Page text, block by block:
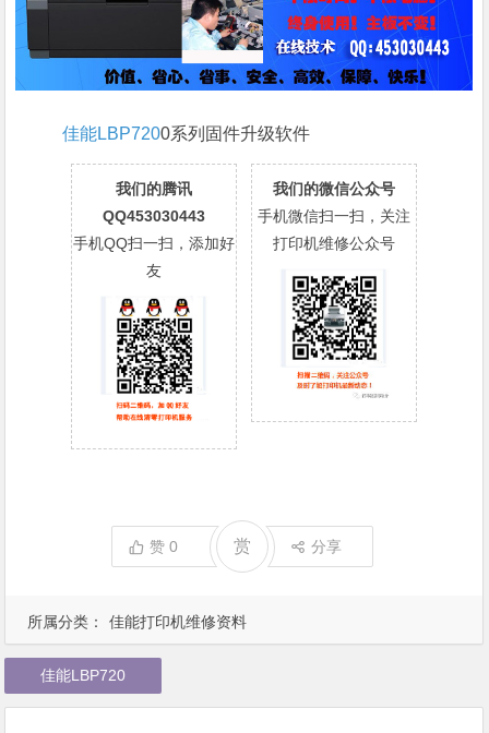
所属分类： 佳能打印机维修资料
佳能LBP7200系列固件升级软件
我们的腾讯
QQ453030443
手机QQ扫一扫，添加好
友
我们的微信公众号
手机微信扫一扫，关注
打印机维修公众号
赞0 赏 分享
佳能LBP720